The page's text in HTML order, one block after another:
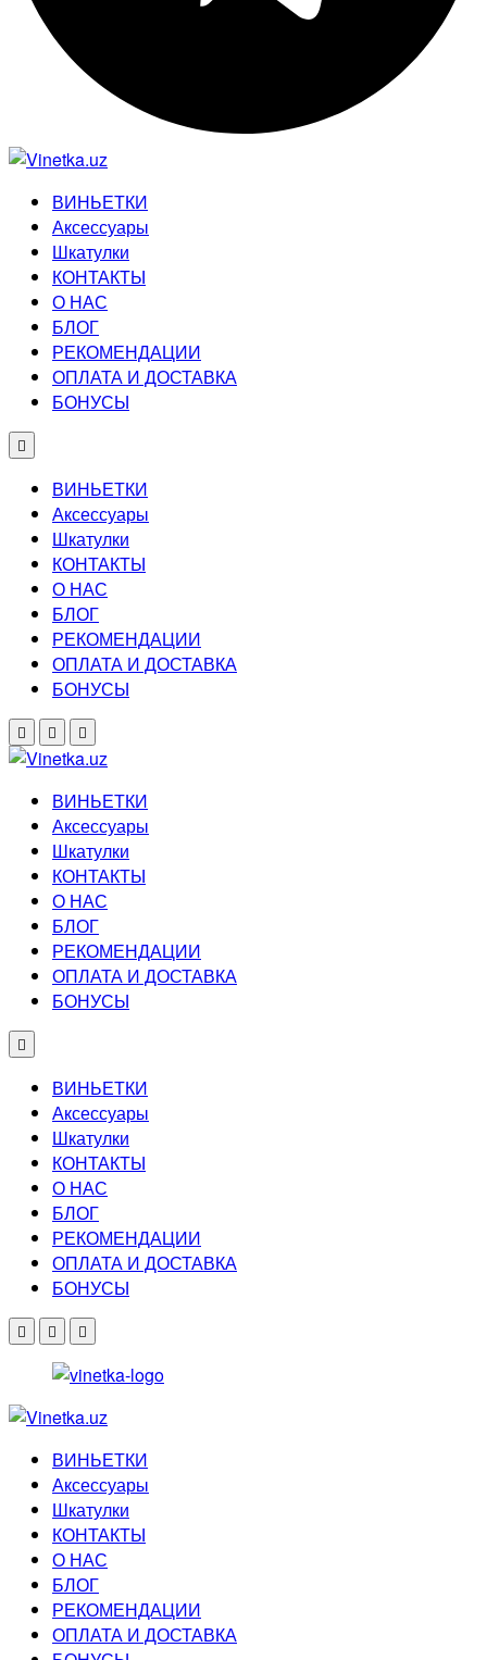
ВИНЬЕТКИ
Аксессуары
Шкатулки
КОНТАКТЫ
О НАС
БЛОГ
РЕКОМЕНДАЦИИ
ОПЛАТА И ДОСТАВКА
БОНУСЫ
ВИНЬЕТКИ
Аксессуары
Шкатулки
КОНТАКТЫ
О НАС
БЛОГ
РЕКОМЕНДАЦИИ
ОПЛАТА И ДОСТАВКА
БОНУСЫ
ВИНЬЕТКИ
Аксессуары
Шкатулки
КОНТАКТЫ
О НАС
БЛОГ
РЕКОМЕНДАЦИИ
ОПЛАТА И ДОСТАВКА
БОНУСЫ
ВИНЬЕТКИ
Аксессуары
Шкатулки
КОНТАКТЫ
О НАС
БЛОГ
РЕКОМЕНДАЦИИ
ОПЛАТА И ДОСТАВКА
БОНУСЫ
ВИНЬЕТКИ
Аксессуары
Шкатулки
КОНТАКТЫ
О НАС
БЛОГ
РЕКОМЕНДАЦИИ
ОПЛАТА И ДОСТАВКА